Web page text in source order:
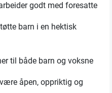
godt med foresatte
barn i en hektisk
til både barn og voksne
åpen, oppriktig og